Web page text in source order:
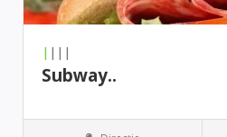
| |||
Subway..